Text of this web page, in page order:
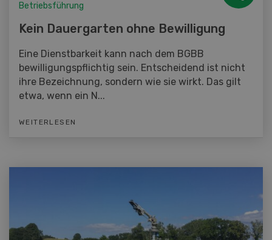
Betriebsführung
Kein Dauergarten ohne Bewilligung
Eine Dienstbarkeit kann nach dem BGBB
bewilligungspflichtig sein. Entscheidend ist nicht
ihre Bezeichnung, sondern wie sie wirkt. Das gilt
etwa, wenn ein N...
WEITERLESEN